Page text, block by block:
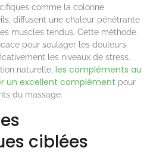
comme la colonne
diffusent une chaleur pénétrante
muscles tendus. Cette méthode
pour soulager les douleurs
les niveaux de stress.
naturelle, les compléments au
un excellent complément pour
du massage.
ciblées